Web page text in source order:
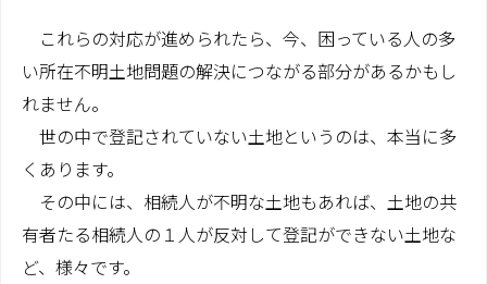
これらの対応が進められたら、今、困っている人の多
い所在不明土地問題の解決につながる部分があるかもし
れません。
世の中で登記されていない土地というのは、本当に多
くあります。
その中には、相続人が不明な土地もあれば、土地の共
有者たる相続人の１人が反対して登記ができない土地な
ど、様々です。